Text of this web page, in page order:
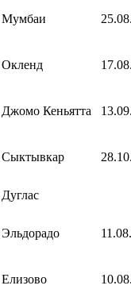
Мумбаи
Окленд
Джомо Кеньятта
Сыктывкар
Дуглас
Эльдорадо
Елизово